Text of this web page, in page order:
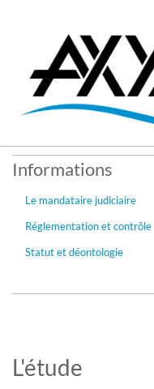
Informations
Le mandataire judiciaire
Réglementation et contrôle
Statut et déontologie
L'étude